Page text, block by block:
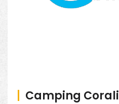
Camping Corali